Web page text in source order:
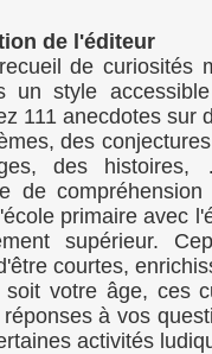
de l'éditeur
de curiosités
un style
111 anecdotes sur
des
des
de
primaire avec
supérieur.
courtes,
soit votre âge, ces
à vos
activités